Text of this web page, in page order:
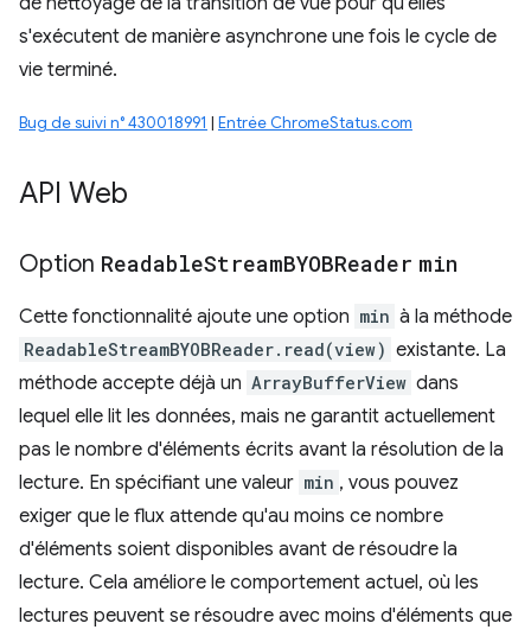
s'exécutent de manière asynchrone une fois le cycle de
vie terminé.
Bug de suivi n° 430018991 | Entrée ChromeStatus.com
API Web
Option ReadableStreamBYOBReader min
Cette fonctionnalité ajoute une option min à la méthode
ReadableStreamBYOBReader.read(view) existante. La
méthode accepte déjà un ArrayBufferView dans
lequel elle lit les données, mais ne garantit actuellement
pas le nombre d'éléments écrits avant la résolution de la
lecture. En spécifiant une valeur min , vous pouvez
exiger que le flux attende qu'au moins ce nombre
d'éléments soient disponibles avant de résoudre la
lecture. Cela améliore le comportement actuel, où les
lectures peuvent se résoudre avec moins d'éléments que